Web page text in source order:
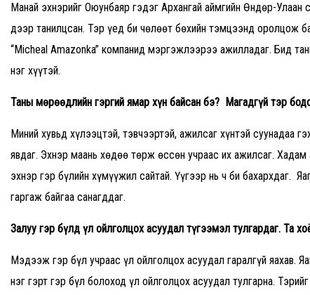
Манай эхнэрийг Оюунбаяр гэдэг Архангай аймгийн Өндөр-
дээр танилцсан. Тэр үед би чөлөөт бөхийн тэмцээнд оролцож
“Micheal Amazonka” компанид мэргэжлээрээ ажилладаг. Бид
нэг хүүтэй.
Таны мөрөөдлийн гэргий ямар хүн байсан бэ? Магадгүй тэр
Миний хувьд хүлээцтэй, тэвчээртэй, ажилсаг хүнтэй суунадаа
явдаг. Эхнэр маань хөдөө төрж өссөн учраас их ажилсаг.
эхнэр гэр бүлийн хүмүүжил сайтай. Үүгээр нь ч би бахархдаг.
гаргаж байгаа санагддаг.
Залуу гэр бүлд үл ойлголцох асуудал түгээмэл тулгардаг. Та
Мэдээж гэр бүл учраас үл ойлголцох асуудал гаралгүй яахав.
нэг гэрт гэр бүл болоход үл ойлголцох асуудал тулгарна.